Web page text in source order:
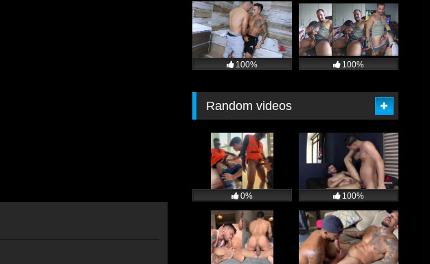
100% 100%
Random videos
0% 100%